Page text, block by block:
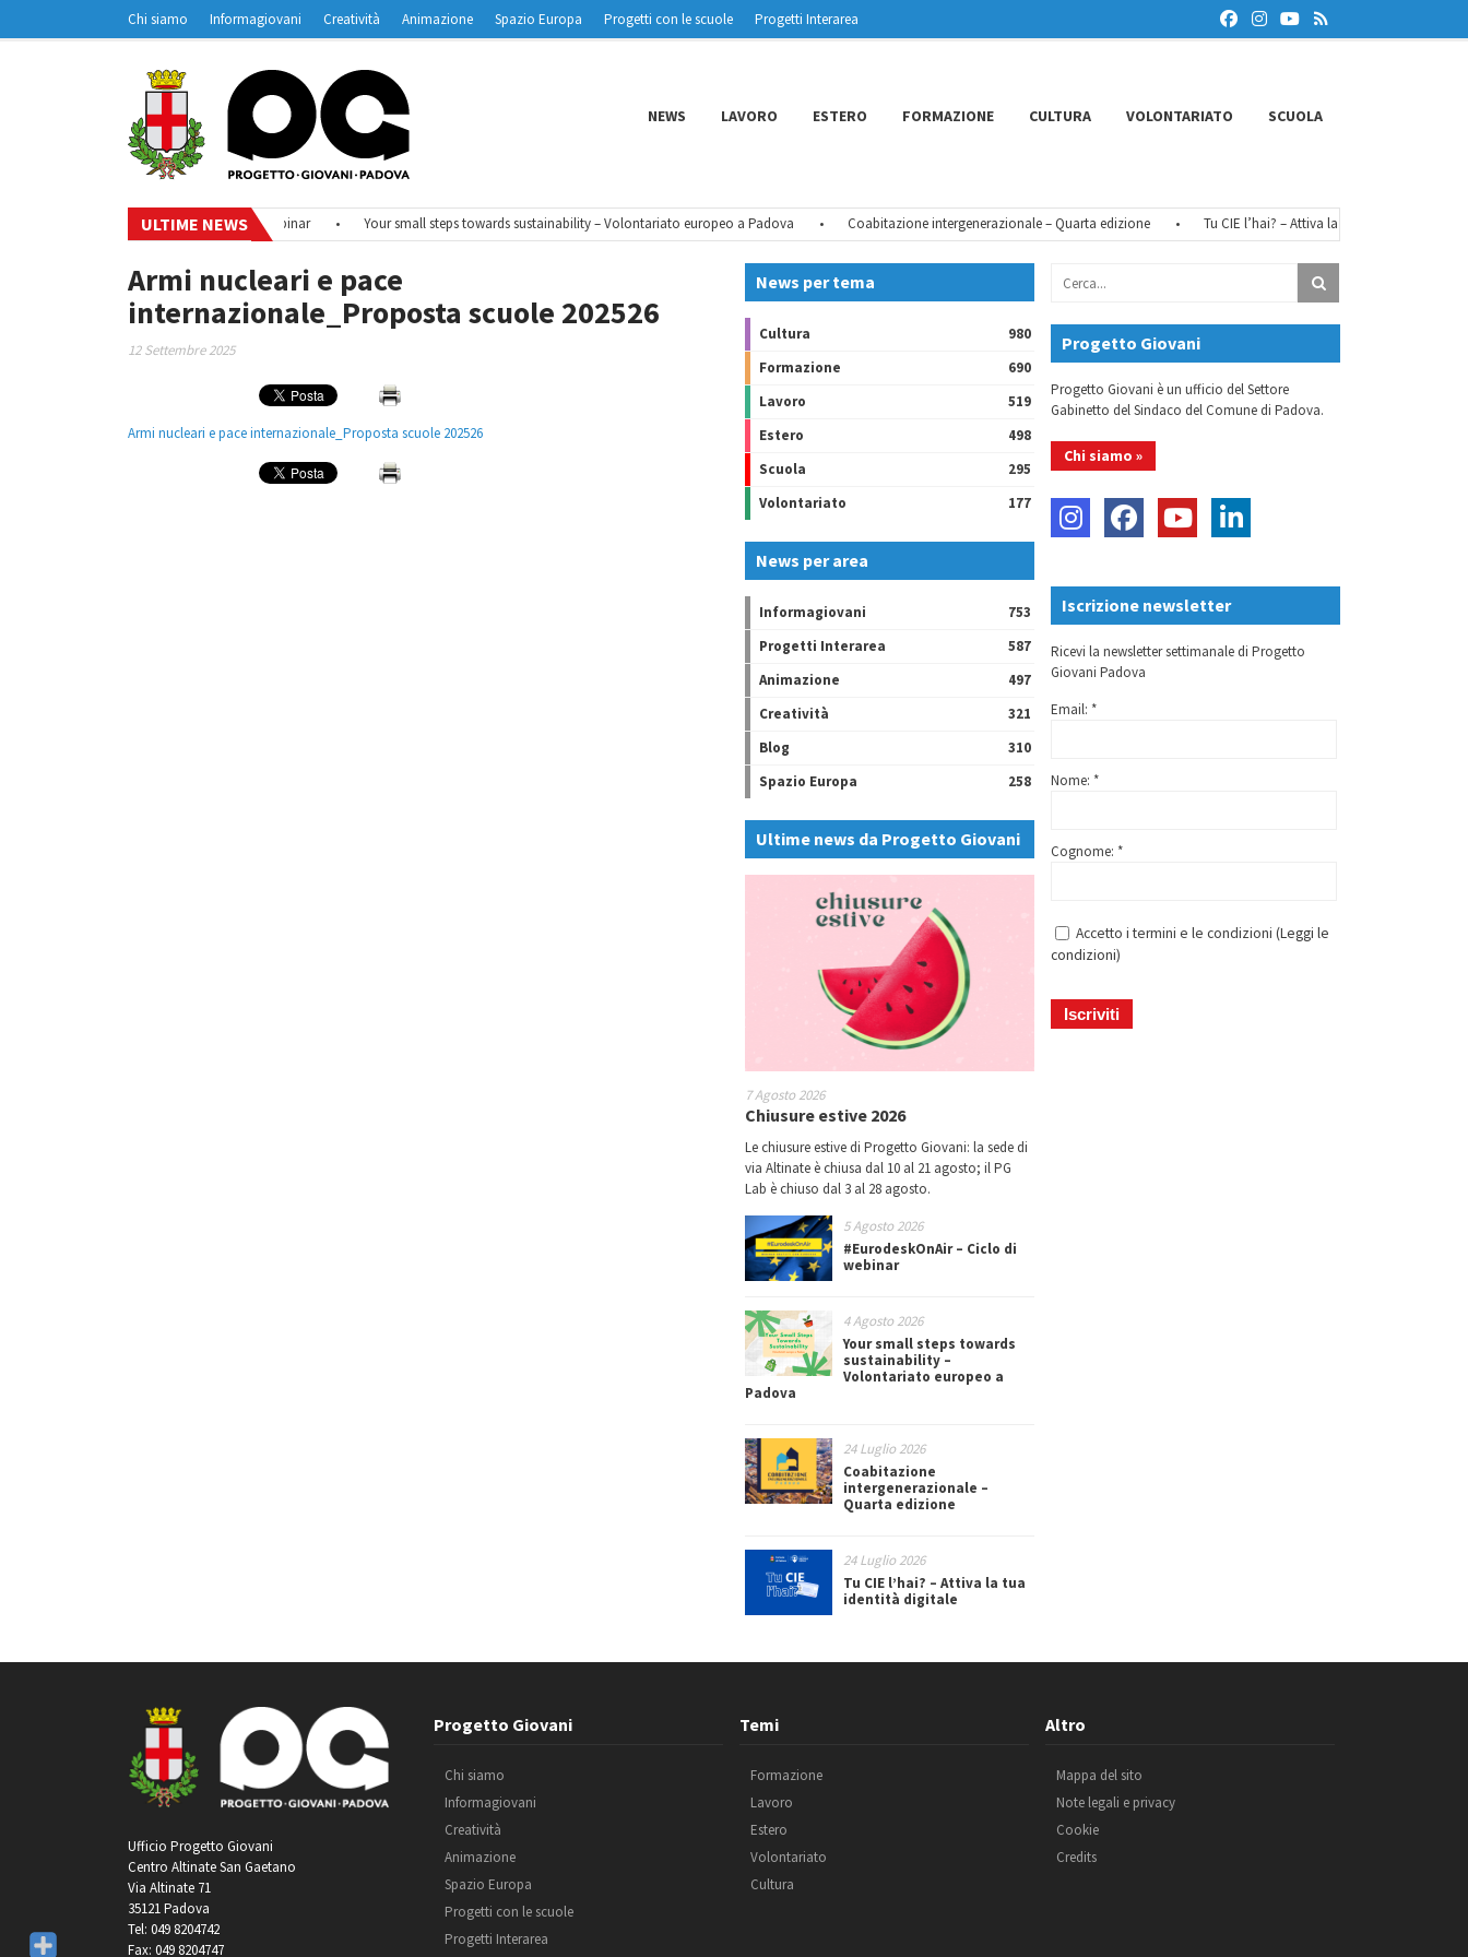
Chi siamo Informagiovani Creatività Animazione Spazio Europa Progetti con le scuole
Progetti Interarea
Contatti
Padovanet
NEWS LAVORO ESTERO FORMAZIONE CULTURA VOLONTARIATO SCUOLA
ULTIME NEWS
#EurodeskOnAir – Ciclo di webinar Your small steps towards sustainability – Volontariato europeo a Padova Coabitazione intergenerazionale – Quarta edizione Tu CIE l’hai? – Attiva la tua identità digitale
Armi nucleari e pace
internazionale_Proposta scuole 202526
12 Settembre 2025
Armi nucleari e pace internazionale_Proposta scuole 202526
News per tema
Cultura
980
Formazione
690
Lavoro
519
Estero
498
Scuola
295
Volontariato
177
News per area
Informagiovani
753
Progetti Interarea
587
Animazione
497
Creatività
321
Blog
310
Spazio Europa
258
Ultime news da Progetto Giovani
7 Agosto 2026
Chiusure estive 2026
Le chiusure estive di Progetto Giovani: la sede di
via Altinate è chiusa dal 10 al 21 agosto; il PG
Lab è chiuso dal 3 al 28 agosto.
5 Agosto 2026
#EurodeskOnAir – Ciclo di
webinar
4 Agosto 2026
Your small steps towards
sustainability –
Volontariato europeo a
Padova
24 Luglio 2026
Coabitazione
intergenerazionale –
Quarta edizione
24 Luglio 2026
Tu CIE l’hai? – Attiva la tua
identità digitale
Progetto Giovani
Progetto Giovani è un ufficio del Settore
Gabinetto del Sindaco del Comune di Padova.
Chi siamo »
Iscrizione newsletter
Ricevi la newsletter settimanale di Progetto
Giovani Padova
Email: *
Nome: *
Cognome: *
Accetto i termini e le condizioni (Leggi le
condizioni)
Ufficio Progetto Giovani
Centro Altinate San Gaetano
Via Altinate 71
35121 Padova
Tel: 049 8204742
Fax: 049 8204747
Progetto Giovani
Chi siamo
Informagiovani
Creatività
Animazione
Spazio Europa
Progetti con le scuole
Progetti Interarea
Temi
Formazione
Lavoro
Estero
Volontariato
Cultura
Altro
Mappa del sito
Note legali e privacy
Cookie
Credits